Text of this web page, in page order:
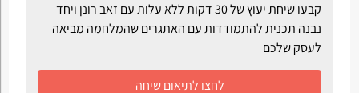
קבעו שיחת יעוץ של 30 דקות ללא עלות עם זאב רונן ויחד
נבנה תכנית להתמודדות עם האתגרים שהמלחמה מביאה
לעסק שלכם
לחצו לתיאום שיחה